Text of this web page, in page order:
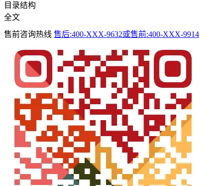
目录结构
全文
售前咨询热线 售后:400-XXX-9632或售前:400-XXX-9914